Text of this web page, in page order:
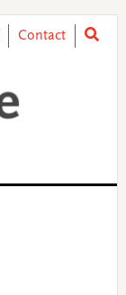
Contact